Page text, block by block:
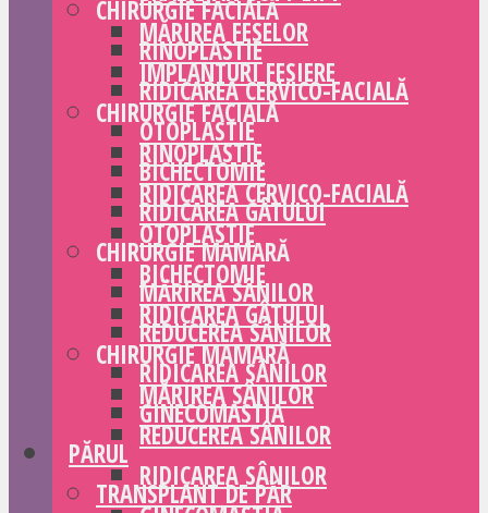
CHIRURGIE FACIALĂ
RINOPLASTIE
RIDICAREA CERVICO-FACIALĂ
OTOPLASTIE
BICHECTOMIE
RIDICAREA GÂTULUI
CHIRURGIE MAMARĂ
MĂRIREA SÂNILOR
REDUCEREA SÂNILOR
RIDICAREA SÂNILOR
GINECOMASTIA
PĂRUL
TRANSPLANT DE PĂR
MĂRIREA FESELOR
IMPLANTURI FESIERE
CHIRURGIE FACIALĂ
RINOPLASTIE
RIDICAREA CERVICO-FACIALĂ
OTOPLASTIE
BICHECTOMIE
RIDICAREA GÂTULUI
CHIRURGIE MAMARĂ
MĂRIREA SÂNILOR
REDUCEREA SÂNILOR
RIDICAREA SÂNILOR